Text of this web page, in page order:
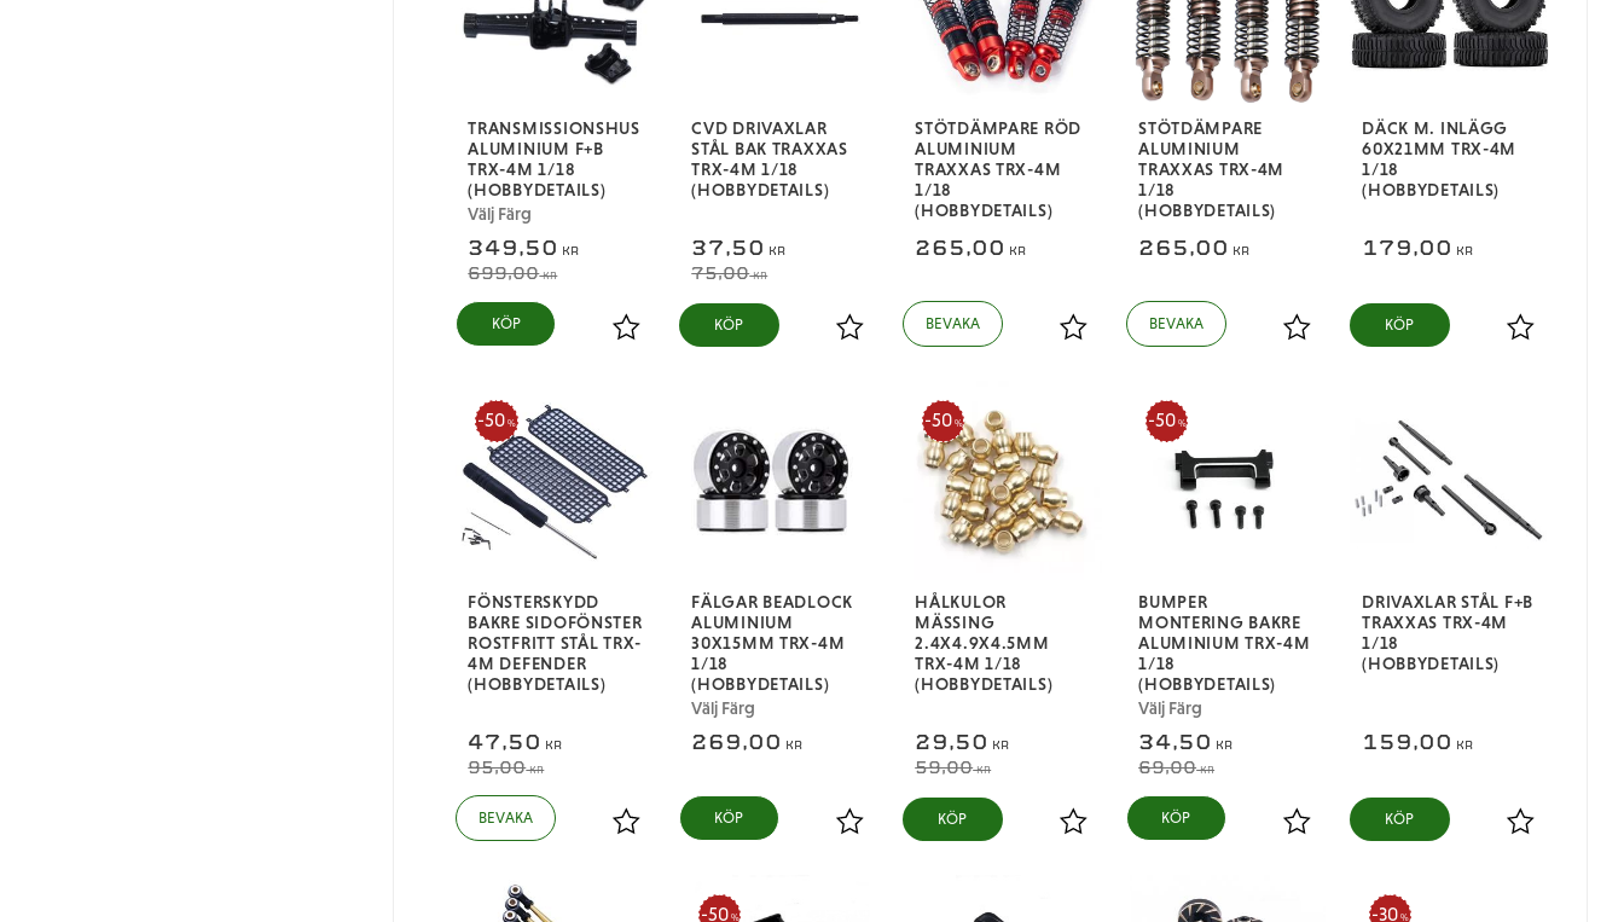
TRANSMISSIONSHUS
ALUMINIUM F+B
TRX-4M 1/18
(HOBBYDETAILS)
Välj Färg
349,50 KR
699,00KR
Lägg till i favoriter
CVD DRIVAXLAR
STÅL BAK TRAXXAS
TRX-4M 1/18
(HOBBYDETAILS)
37,50 KR
75,00KR
Lägg till i favoriter
KÖP
STÖTDÄMPARE RÖD
ALUMINIUM
TRAXXAS TRX-4M
1/18
(HOBBYDETAILS)
265,00 KR
Lägg till i favoriter
STÖTDÄMPARE
ALUMINIUM
TRAXXAS TRX-4M
1/18
(HOBBYDETAILS)
265,00 KR
Lägg till i favoriter
DÄCK M. INLÄGG
60X21MM TRX-4M
1/18
(HOBBYDETAILS)
179,00 KR
Lägg till i
KÖP
FÖNSTERSKYDD
BAKRE SIDOFÖNSTER
ROSTFRITT STÅL TRX-
4M DEFENDER
(HOBBYDETAILS)
47,50 KR
95,00KR
50 %
Lägg till i favoriter
FÄLGAR BEADLOCK
ALUMINIUM
30X15MM TRX-4M
1/18
(HOBBYDETAILS)
Välj Färg
269,00 KR
Lägg till i favoriter
HÅLKULOR
MÄSSING
2.4X4.9X4.5MM
TRX-4M 1/18
(HOBBYDETAILS)
29,50 KR
59,00KR
50 %
Lägg till i favoriter
KÖP
BUMPER
MONTERING BAKRE
ALUMINIUM TRX-4M
1/18
(HOBBYDETAILS)
Välj Färg
34,50 KR
69,00KR
50 %
Lägg till i favoriter
DRIVAXLAR STÅL F+B
TRAXXAS TRX-4M
1/18
(HOBBYDETAILS)
159,00 KR
Lägg till i
KÖP
50 % 30 %